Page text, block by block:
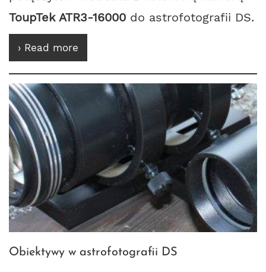
ToupTek ATR3-16000 do astrofotografii DS.
› Read more
Obiektywy w astrofotografii DS